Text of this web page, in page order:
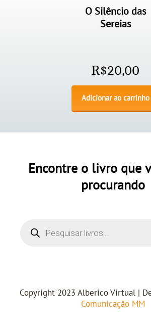
O Silêncio das
Sereias
R$20,00
Adicionar ao carrinho
Encontre o livro que
procurando
Copyright 2023 Alberico Virtual |
Comunicação MM